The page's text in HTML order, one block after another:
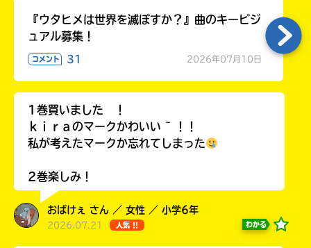
『ウタヒメは世界を滅ぼすか？』曲のキービジ
ュアル募集！
コメント 31 2026年07月10日
1巻買いました ！
ｋｉｒａのマークかわいい ~ ！！
私が考えたマークか忘れてしまった
2巻楽しみ！
おばけぇ さん ／ 女性 ／ 小学6年
2026.07.21 人気 !! わかる